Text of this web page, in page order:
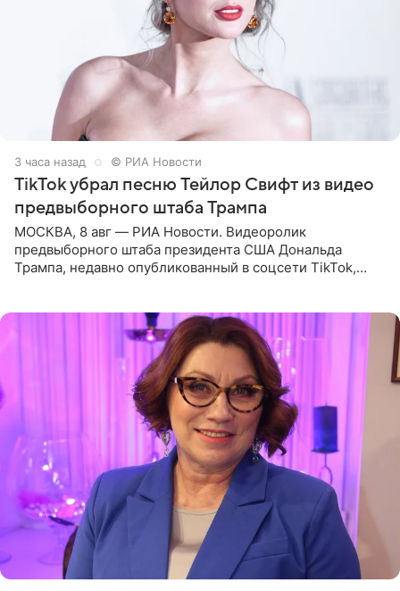
3 часа назад © РИА Новости
TikTok убрал песню Тейлор Свифт из видео
предвыборного штаба Трампа
МОСКВА, 8 авг — РИА Новости. Видеоролик
предвыборного штаба президента США Дональда
Трампа, недавно опубликованный в соцсети TikTok,